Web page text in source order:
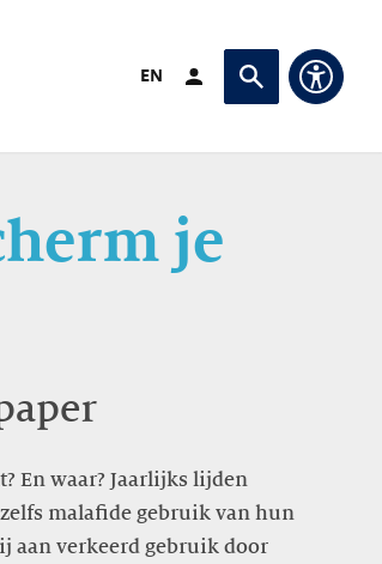
Verander taal naar
EN
Login (Opent in
Vraag of zoek
je
En waar? Jaarlijks lijden
malafide gebruik van hun
aan verkeerd gebruik door